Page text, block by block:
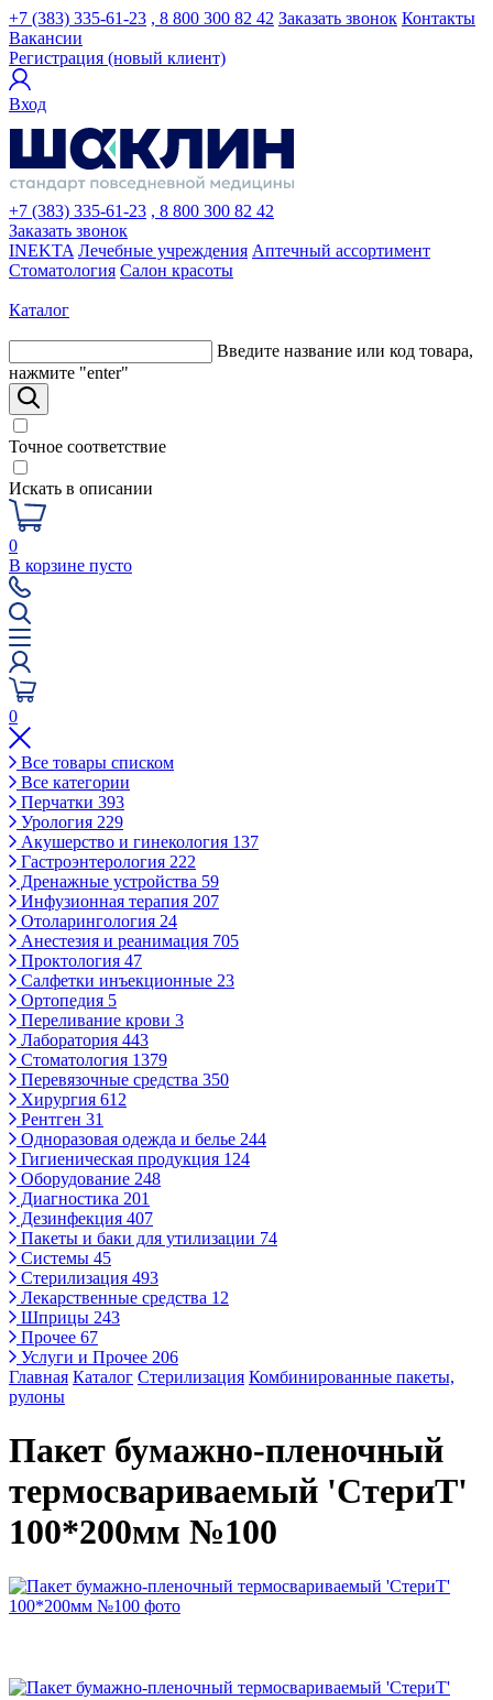
+7 (383) 335-61-23 , 8 800 300 82 42 Заказать звонок Контакты
Вакансии
Регистрация (новый клиент)
Вход
+7 (383) 335-61-23 , 8 800 300 82 42
Заказать звонок
INEKTA Лечебные учреждения Аптечный ассортимент
Стоматология Салон красоты
Каталог
Введите название или код товара,
нажмите "enter"
Точное соответствие
Искать в описании
0
В корзине пусто
0
Все товары списком
Все категории
Перчатки 393
Урология 229
Акушерство и гинекология 137
Гастроэнтерология 222
Дренажные устройства 59
Инфузионная терапия 207
Отоларингология 24
Анестезия и реанимация 705
Проктология 47
Салфетки инъекционные 23
Ортопедия 5
Переливание крови 3
Лаборатория 443
Стоматология 1379
Перевязочные средства 350
Хирургия 612
Рентген 31
Одноразовая одежда и белье 244
Гигиеническая продукция 124
Оборудование 248
Диагностика 201
Дезинфекция 407
Пакеты и баки для утилизации 74
Системы 45
Стерилизация 493
Лекарственные средства 12
Шприцы 243
Прочее 67
Услуги и Прочее 206
Главная Каталог Стерилизация Комбинированные пакеты,
рулоны
Пакет бумажно-пленочный
термосвариваемый 'СтериТ'
100*200мм №100